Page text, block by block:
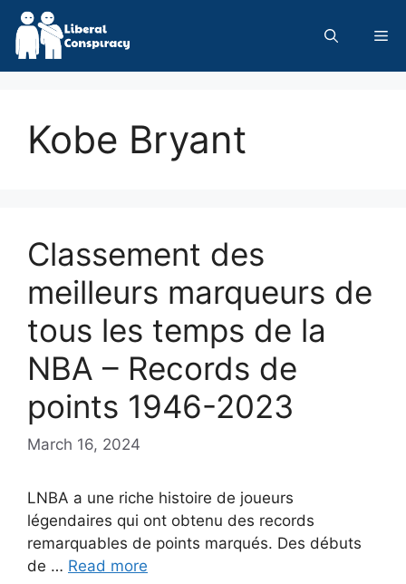
Skip
content
Kobe Bryant
Classement des
meilleurs marqueurs de
tous les temps de la
NBA – Records de
points 1946-2023
March 16, 2024
LNBA a une riche histoire de joueurs
légendaires qui ont obtenu des records
remarquables de points marqués. Des débuts
de … Read more